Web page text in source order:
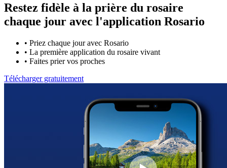
Restez fidèle à la prière du rosaire
chaque jour avec l'application Rosario
• Priez chaque jour avec Rosario
• La première application du rosaire vivant
• Faites prier vos proches
Télécharger gratuitement